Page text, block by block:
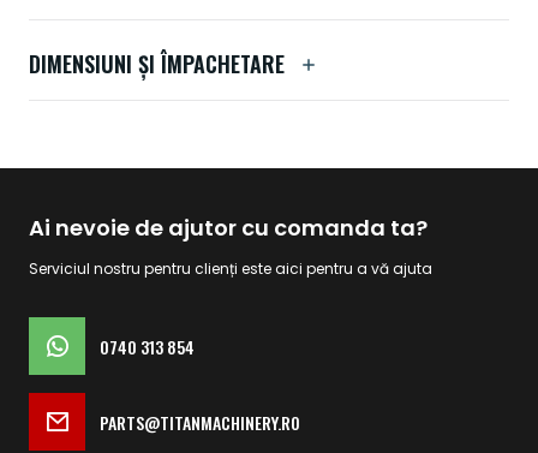
DIMENSIUNI ȘI ÎMPACHETARE
Ai nevoie de ajutor cu comanda ta?
Serviciul nostru pentru clienți este aici pentru a vă ajuta
0740 313 854
PARTS@TITANMACHINERY.RO